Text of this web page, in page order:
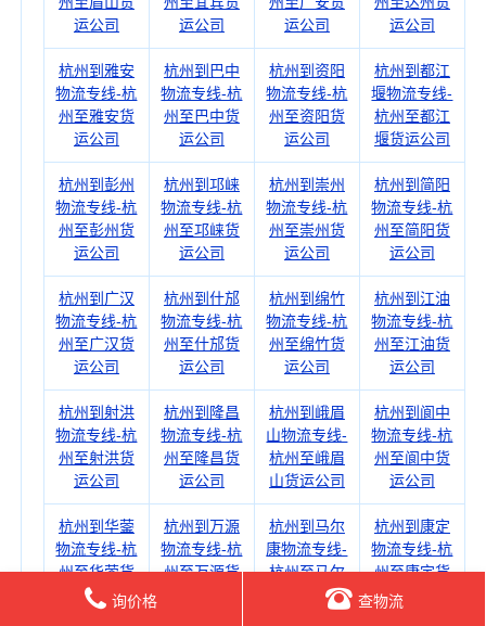
运公司
运公司
运公司
运公司
杭州到雅安
物流专线-杭
州至雅安货
运公司
杭州到巴中
物流专线-杭
州至巴中货
运公司
杭州到资阳
物流专线-杭
州至资阳货
运公司
杭州到都江
堰物流专线-
杭州至都江
堰货运公司
杭州到彭州
物流专线-杭
州至彭州货
运公司
杭州到邛崃
物流专线-杭
州至邛崃货
运公司
杭州到崇州
物流专线-杭
州至崇州货
运公司
杭州到简阳
物流专线-杭
州至简阳货
运公司
杭州到广汉
物流专线-杭
州至广汉货
运公司
杭州到什邡
物流专线-杭
州至什邡货
运公司
杭州到绵竹
物流专线-杭
州至绵竹货
运公司
杭州到江油
物流专线-杭
州至江油货
运公司
杭州到射洪
物流专线-杭
州至射洪货
运公司
杭州到隆昌
物流专线-杭
州至隆昌货
运公司
杭州到峨眉
山物流专线-
杭州至峨眉
山货运公司
杭州到阆中
物流专线-杭
州至阆中货
运公司
杭州到华蓥
物流专线-杭
州至华蓥货
运公司
杭州到万源
物流专线-杭
州至万源货
杭州到马尔
康物流专线-
杭州至马尔
康货运公司
杭州到康定
物流专线-杭
州至康定货
运公司
询价格 查物流